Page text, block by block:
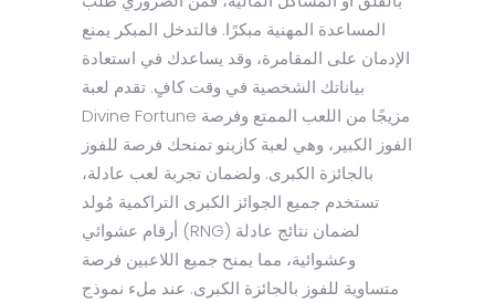
المساعدة المهنية مبكرًا. فالتدخل المبكر يمنع
الإدمان على المقامرة، وقد يساعدك في استعادة
بياناتك الشخصية في وقت كافٍ. تقدم لعبة
Divine Fortune مزيجًا من اللعب الممتع وفرصة
الفوز الكبير، وهي لعبة كازينو تمنحك فرصة للفوز
بالجائزة الكبرى. ولضمان تجربة لعب عادلة،
تستخدم جميع الجوائز الكبرى التراكمية مُولد
أرقام عشوائي (RNG) لضمان نتائج عادلة
وعشوائية، مما يمنح جميع اللاعبين فرصة
متساوية للفوز بالجائزة الكبرى. عند ملء نموذج